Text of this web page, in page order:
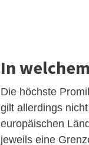
In
Die höchste
gilt allerdings
europäischen
jeweils eine